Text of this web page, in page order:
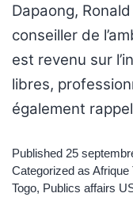
Dapaong,
conseiller de
est revenu sur
libres,
également
Published 25
Categorized as Afrique
Togo, Publics affairs